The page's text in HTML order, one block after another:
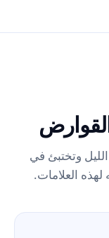
وتختبئ في
العلامات.